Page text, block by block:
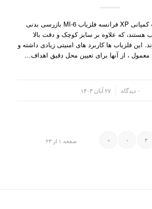
فلزیاب MI-6 ساخت کمپانی XP فرانسه فلزیاب MI-6 بازرسی بدنی
هستند، که علاوه بر سایز کوچک و دقت بالا
این فلزیاب ها کاربرد های امنیتی زیادی داشته و
معمول ، از آنها برای تعیین محل دقیق اهداف…
۰ دیدگاه ۲۷ آبان ۱۴۰۳
صفحه ۱ از ۲۳ ۳ ›
»